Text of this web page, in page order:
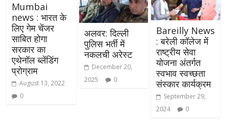
Mumbai
news : भारत के
लिए गेम चेंजर
साबित होगा
सरकार का
एथेनॉल ब्लेंडिंग
प्रोग्राम
August 13, 2022
0
अलवर: दिल्ली
पुलिस भर्ती में
नकलची अरेस्ट
December 20,
2025
0
Bareilly News
: बरेली कॉलेज में
राष्ट्रीय सेवा
योजना अंतर्गत
स्वभाव स्वच्छता
संस्कार कार्यक्रम
September 29,
2024
0